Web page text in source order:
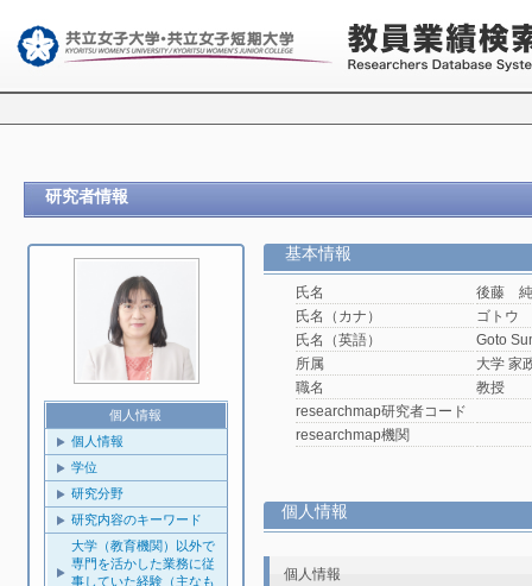
研究者情報
個人情報
個人情報
学位
研究分野
研究内容のキーワード
大学（教育機関）以外で
専門を活かした業務に従
事していた経験（主なも
基本情報
氏名
後藤
氏名（カナ）
ゴトウ
氏名（英語）
Goto
所属
大学 家
職名
教授
researchmap研究者コード
researchmap機関
個人情報
個人情報